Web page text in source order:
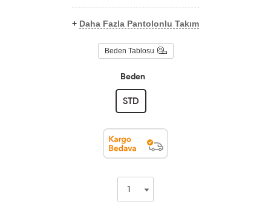
+ Daha Fazla Pantolonlu Takım
Beden Tablosu
Beden
STD